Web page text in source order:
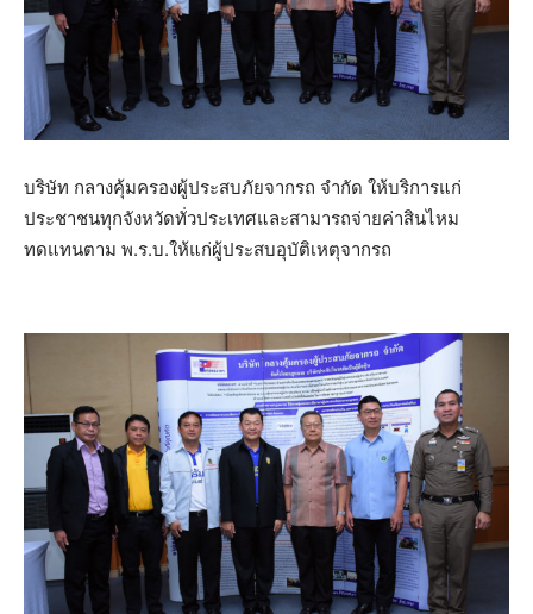
บริษัท กลางคุ้มครองผู้ประสบภัยจากรถ จำกัด ให้บริการแก่
ประชาชนทุกจังหวัดทั่วประเทศและสามารถจ่ายค่าสินไหม
ทดแทนตาม พ.ร.บ.ให้แก่ผู้ประสบอุบัติเหตุจากรถ